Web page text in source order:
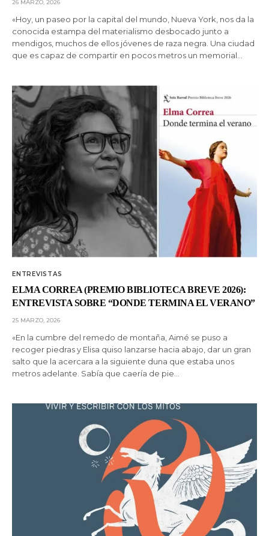
26 MARZO, 2026
«Hoy, un paseo por la capital del mundo, Nueva York, nos da la
conocida estampa del materialismo desbocado junto a
mendigos, muchos de ellos jóvenes de raza negra. Una ciudad
que es capaz de compartir en pocos metros un memorial…
ENTREVISTAS
ELMA CORREA (PREMIO BIBLIOTECA BREVE 2026):
ENTREVISTA SOBRE “DONDE TERMINA EL VERANO”
25 MARZO, 2026
«En la cumbre del remedo de montaña, Aimé se puso a
recoger piedras y Elisa quiso lanzarse hacia abajo, dar un gran
salto que la acercara a la siguiente duna que estaba unos
metros adelante. Sabía que caería de pie…